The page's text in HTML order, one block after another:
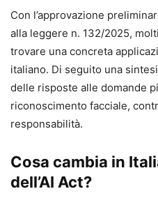
Caratteristiche
Autrice:Giovanna
Pagine: 310
ISBN:978-88-916-
Accesso a contenuti
Se vuoi ottenere risultati
Con l’approvazione
alla leggere n. 132/2025,
trovare una concreta
italiano. Di seguito una
delle risposte alle domande
riconoscimento facciale,
responsabilità.
Cosa cambia in
dell’AI Act?